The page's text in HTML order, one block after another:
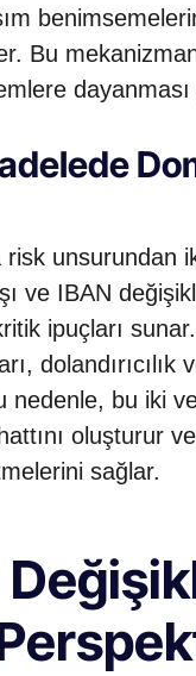
Bu
dayanması
unsurundan
ve IBAN
ipuçları
dolandırıcılık
nedenle, bu iki
oluşturur
sağlar.